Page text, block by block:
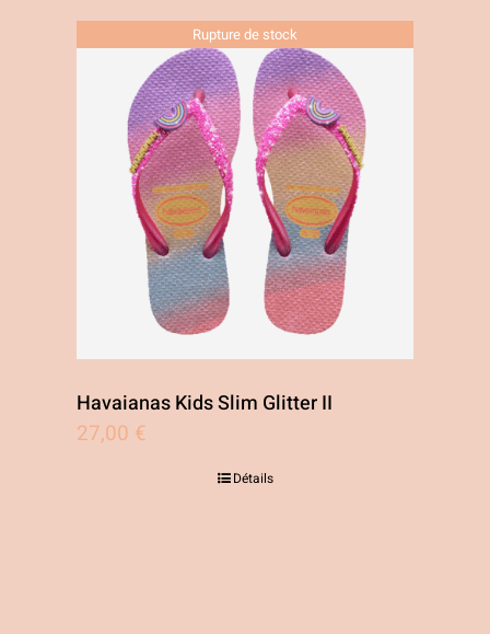
Rupture de stock
Havaianas Kids Slim Glitter II
27,00 €
Détails